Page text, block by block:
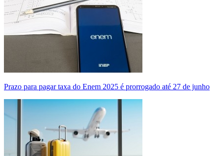
Prazo para pagar taxa do Enem 2025 é prorrogado até 27 de junho